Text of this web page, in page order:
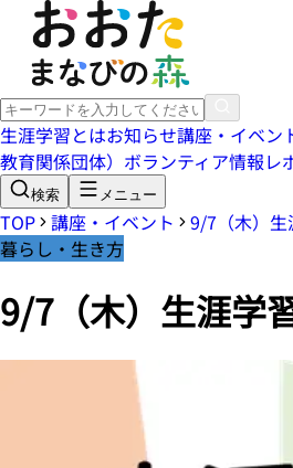
生涯学習とはお知らせ講座・イベン
教育関係団体） ボランティア情報レ
検索 メニュー
TOP 講座・イベント
9/7（木）
暮らし・生き方
9/7（木）生涯学